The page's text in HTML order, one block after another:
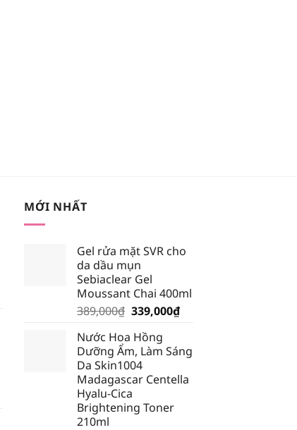
MỚI NHẤT
Gel rửa mặt SVR cho
da dầu mụn
Sebiaclear Gel
Moussant Chai 400ml
389,000₫ Giá
là:
389,000₫.
339,000₫Giá
là:
Nước Hoa Hồng
Dưỡng Ẩm, Làm Sáng
Da Skin1004
Madagascar Centella
Hyalu-Cica
Brightening Toner
210ml